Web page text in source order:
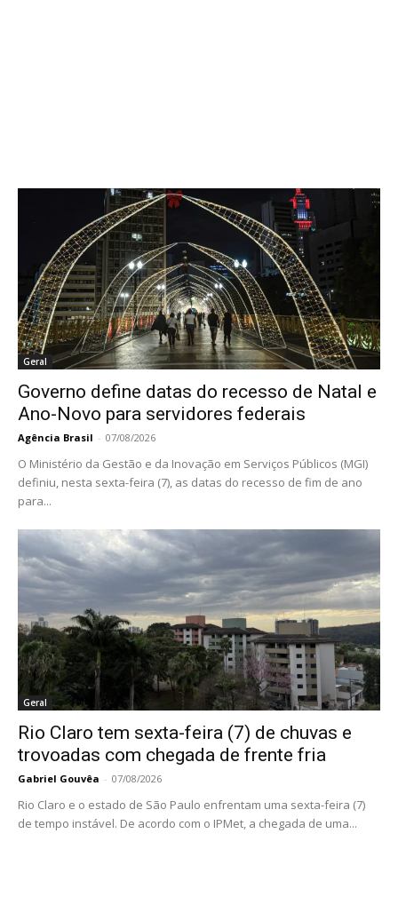
Geral
Governo define datas do recesso de Natal e
Ano-Novo para servidores federais
Agência Brasil - 07/08/2026
O Ministério da Gestão e da Inovação em Serviços Públicos (MGI)
definiu, nesta sexta-feira (7), as datas do recesso de fim de ano
para...
Geral
Rio Claro tem sexta-feira (7) de chuvas e
trovoadas com chegada de frente fria
Gabriel Gouvêa - 07/08/2026
Rio Claro e o estado de São Paulo enfrentam uma sexta-feira (7)
de tempo instável. De acordo com o IPMet, a chegada de uma...